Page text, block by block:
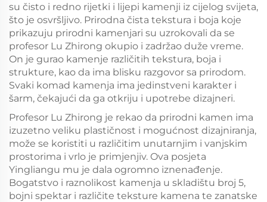
su čisto i redno rijetki i lijepi kamenji iz cijelog svijeta,
što je osvršljivo. Prirodna čista tekstura i boja koje
prikazuju prirodni kamenjari su uzrokovali da se
profesor Lu Zhirong okupio i zadržao duže vreme.
On je gurao kamenje različitih tekstura, boja i
strukture, kao da ima blisku razgovor sa prirodom.
Svaki komad kamenja ima jedinstveni karakter i
šarm, čekajući da ga otkriju i upotrebe dizajneri.
Profesor Lu Zhirong je rekao da prirodni kamen ima
izuzetno veliku plastičnost i mogućnost dizajniranja,
može se koristiti u različitim unutarnjim i vanjskim
prostorima i vrlo je primjenjiv. Ova posjeta
Yingliangu mu je dala ogromno iznenađenje.
Bogatstvo i raznolikost kamenja u skladištu broj 5,
bojni spektar i različite teksture kamena te zanatske